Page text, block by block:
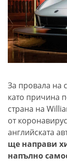
За провала на
като причина
страна на
от
английската
ще направи
напълно